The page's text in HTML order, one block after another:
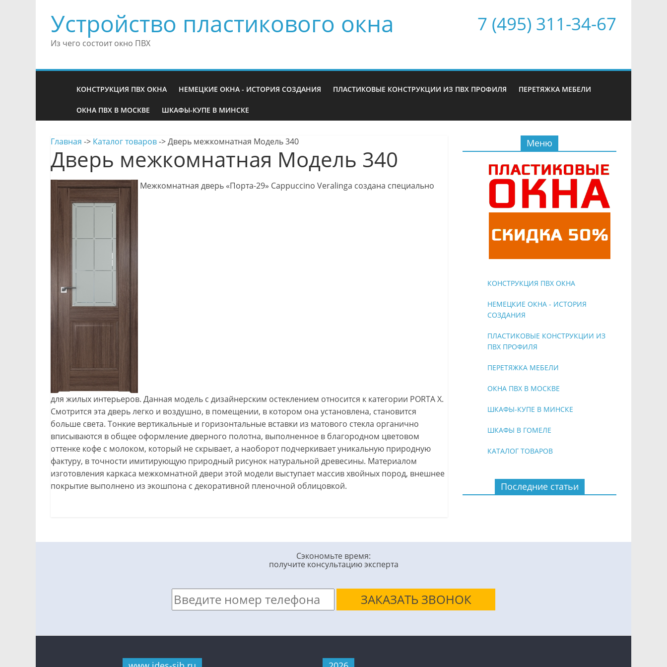
Устройство пластикового окна
Из чего состоит окно ПВХ
7 (495) 311-34-67
КОНСТРУКЦИЯ ПВХ ОКНА НЕМЕЦКИЕ ОКНА - ИСТОРИЯ СОЗДАНИЯ ПЛАСТИКОВЫЕ КОНСТРУКЦИИ ИЗ ПВХ ПРОФИЛЯ ПЕРЕТЯЖКА МЕБЕЛИ
ОКНА ПВХ В МОСКВЕ ШКАФЫ-КУПЕ В МИНСКЕ
Главная -> Каталог товаров->Дверь межкомнатная Модель 340
Дверь межкомнатная Модель 340
Межкомнатная дверь «Порта-29» Cappuccino Veralinga создана специально
для жилых интерьеров. Данная модель с дизайнерским остеклением относится к категории PORTA Х.
Смотрится эта дверь легко и воздушно, в помещении, в котором она установлена, становится
больше света. Тонкие вертикальные и горизонтальные вставки из матового стекла органично
вписываются в общее оформление дверного полотна, выполненное в благородном цветовом
оттенке кофе с молоком, который не скрывает, а наоборот подчеркивает уникальную природную
фактуру, в точности имитирующую природный рисунок натуральной древесины. Материалом
изготовления каркаса межкомнатной двери этой модели выступает массив хвойных пород, внешнее
покрытие выполнено из экошпона с декоративной пленочной облицовкой.
Меню
КОНСТРУКЦИЯ ПВХ ОКНА
НЕМЕЦКИЕ ОКНА - ИСТОРИЯ
СОЗДАНИЯ
ПЛАСТИКОВЫЕ КОНСТРУКЦИИ ИЗ
ПВХ ПРОФИЛЯ
ПЕРЕТЯЖКА МЕБЕЛИ
ОКНА ПВХ В МОСКВЕ
ШКАФЫ-КУПЕ В МИНСКЕ
ШКАФЫ В ГОМЕЛЕ
КАТАЛОГ ТОВАРОВ
Последние статьи
Сэкономьте время:
получите консультацию эксперта